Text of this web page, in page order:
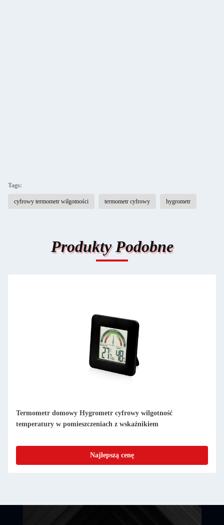
Tags:
cyfrowy termometr wilgotności termometr cyfrowy hygrometr
Produkty Podobne
Cyfrowy termometr w pomieszczeniach hygrometr
temperatura i wilgotność Alarm cały sezon
Najlepszą cenę